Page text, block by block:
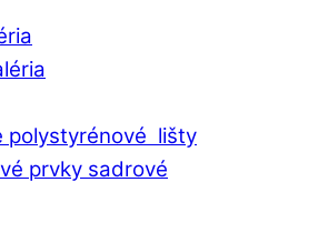
polystyrénové lišty
prvky sadrové